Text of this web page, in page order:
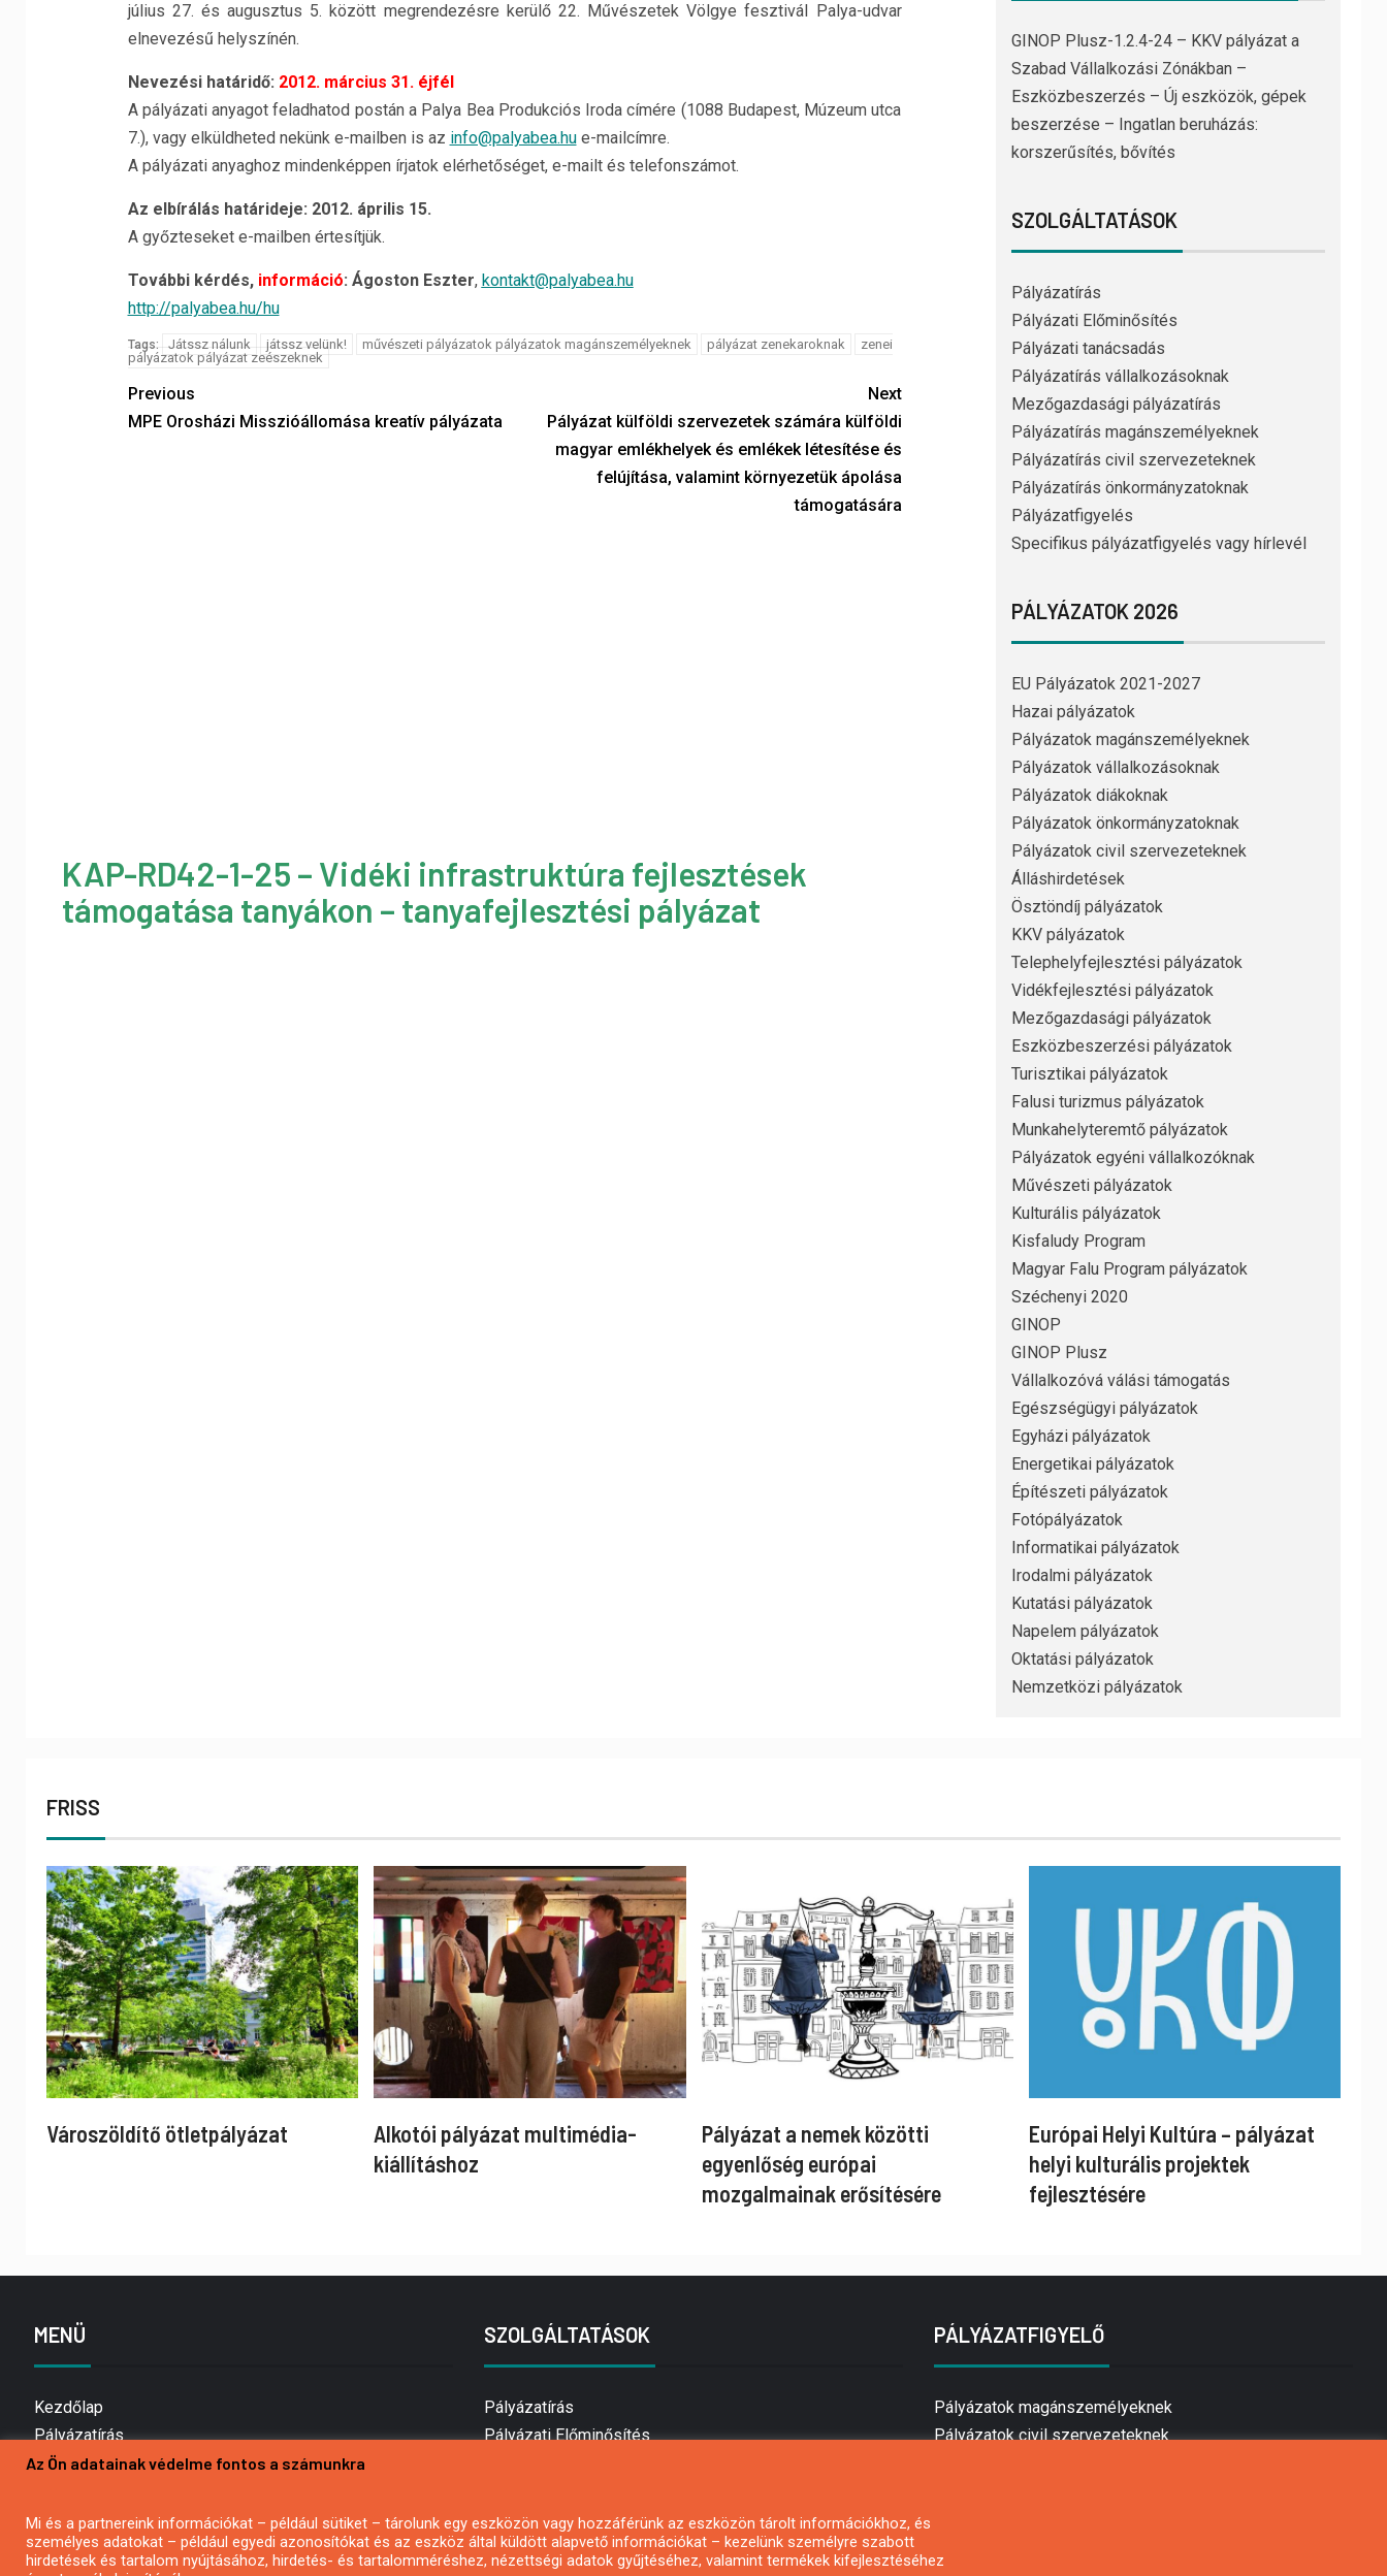
július 27. és augusztus 5. között megrendezésre kerülő 22. Művészetek Völgye fesztivál Palya-udvar
elnevezésű helyszínén.
Nevezési határidő: 2012. március 31. éjfél
A pályázati anyagot feladhatod postán a Palya Bea Produkciós Iroda címére (1088 Budapest, Múzeum utca
7.), vagy elküldheted nekünk e-mailben is az info@palyabea.hue-mailcímre.
A pályázati anyaghoz mindenképpen írjatok elérhetőséget, e-mailt és telefonszámot.
Az elbírálás határideje: 2012. április 15.
A győzteseket e-mailben értesítjük.
További kérdés, információ: Ágoston Eszter, kontakt@palyabea.hu
http://palyabea.hu/hu
Tags: Játssz nálunk játssz velünk! művészeti pályázatok pályázatok magánszemélyeknek pályázat zenekaroknak
zenei
pályázatok pályázat zeészeknek
Previous
MPE Orosházi Misszióállomása kreatív pályázata
Next
Pályázat külföldi szervezetek számára külföldi
magyar emlékhelyek és emlékek létesítése és
felújítása, valamint környezetük ápolása
támogatására
KAP-RD42-1-25 – Vidéki infrastruktúra fejlesztések
támogatása tanyákon – tanyafejlesztési pályázat
GINOP Plusz-1.2.4-24 – KKV pályázat a
Szabad Vállalkozási Zónákban –
Eszközbeszerzés – Új eszközök, gépek
beszerzése – Ingatlan beruházás:
korszerűsítés, bővítés
SZOLGÁLTATÁSOK
Pályázatírás
Pályázati Előminősítés
Pályázati tanácsadás
Pályázatírás vállalkozásoknak
Mezőgazdasági pályázatírás
Pályázatírás magánszemélyeknek
Pályázatírás civil szervezeteknek
Pályázatírás önkormányzatoknak
Pályázatfigyelés
Specifikus pályázatfigyelés vagy hírlevél
PÁLYÁZATOK 2026
EU Pályázatok 2021-2027
Hazai pályázatok
Pályázatok magánszemélyeknek
Pályázatok vállalkozásoknak
Pályázatok diákoknak
Pályázatok önkormányzatoknak
Pályázatok civil szervezeteknek
Álláshirdetések
Ösztöndíj pályázatok
KKV pályázatok
Telephelyfejlesztési pályázatok
Vidékfejlesztési pályázatok
Mezőgazdasági pályázatok
Eszközbeszerzési pályázatok
Turisztikai pályázatok
Falusi turizmus pályázatok
Munkahelyteremtő pályázatok
Pályázatok egyéni vállalkozóknak
Művészeti pályázatok
Kulturális pályázatok
Kisfaludy Program
Magyar Falu Program pályázatok
Széchenyi 2020
GINOP
GINOP Plusz
Vállalkozóvá válási támogatás
Egészségügyi pályázatok
Egyházi pályázatok
Energetikai pályázatok
Építészeti pályázatok
Fotópályázatok
Informatikai pályázatok
Irodalmi pályázatok
Kutatási pályázatok
Napelem pályázatok
Oktatási pályázatok
Nemzetközi pályázatok
FRISS
Városzöldítő ötletpályázat
Alkotói pályázat multimédia-
kiállításhoz
Pályázat a nemek közötti
egyenlőség európai
mozgalmainak erősítésére
Európai Helyi Kultúra – pályázat
helyi kulturális projektek
fejlesztésére
MENÜ
Kezdőlap
Pályázatírás
Bemutatkozás
Hírlevél feliratkozás
Impresszum
SZOLGÁLTATÁSOK
Pályázatírás
Pályázati Előminősítés
Mezőgazdasági pályázatírás
Pályázatírás magánszemélyeknek
PÁLYÁZATFIGYELŐ
Pályázatok magánszemélyeknek
Pályázatok civil szervezeteknek
Az Ön adatainak védelme fontos a számunkra
Mi és a partnereink információkat – például sütiket – tárolunk egy eszközön vagy hozzáférünk az eszközön tárolt információkhoz, és
személyes adatokat – például egyedi azonosítókat és az eszköz által küldött alapvető információkat – kezelünk személyre szabott
hirdetések és tartalom nyújtásához, hirdetés- és tartalomméréshez, nézettségi adatok gyűjtéséhez, valamint termékek kifejlesztéséhez